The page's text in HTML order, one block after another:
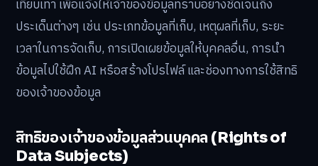
เทียบเท่า เพื่อแจ้งให้เจ้าของข้อมูลทราบอย่างชัดเจนถึง
ประเด็นต่างๆ เช่น ประเภทข้อมูลที่เก็บ, เหตุผลที่เก็บ, ระยะ
เวลาในการจัดเก็บ, การเปิดเผยข้อมูลให้บุคคลอื่น, การนำ
ข้อมูลไปใช้ฝึก AI หรือสร้างโปรไฟล์ และช่องทางการใช้สิทธิ
ของเจ้าของข้อมูล
สิทธิของเจ้าของข้อมูลส่วนบุคคล (Rights of
Data Subjects)